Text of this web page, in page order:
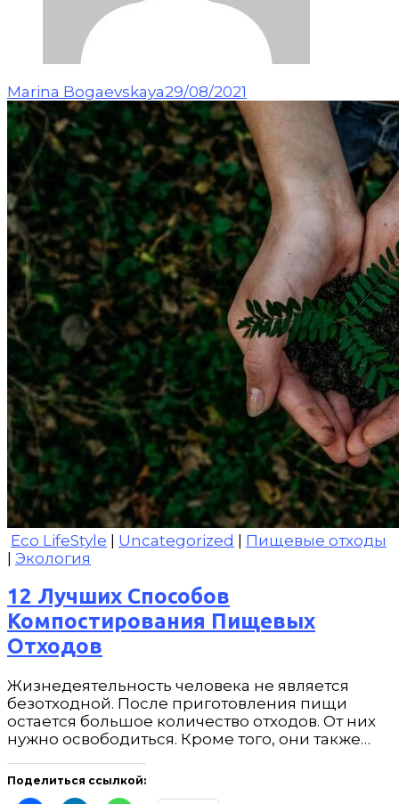
Marina Bogaevskaya29/08/2021
Eco LifeStyle | Uncategorized | Пищевые отходы
| Экология
12 Лучших Способов
Компостирования Пищевых
Отходов
Жизнедеятельность человека не является
безотходной. После приготовления пищи
остается большое количество отходов. От них
нужно освободиться. Кроме того, они также…
Поделиться ссылкой: